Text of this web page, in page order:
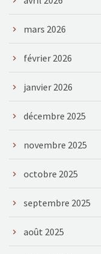
mars 2026
février 2026
janvier 2026
décembre 2025
novembre 2025
octobre 2025
septembre 2025
août 2025